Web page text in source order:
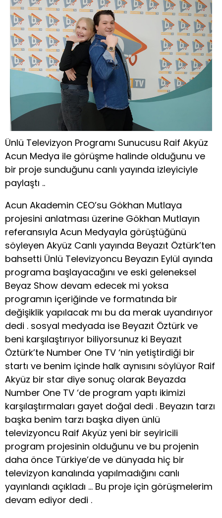
Ünlü Televizyon Programı Sunucusu Raif Akyüz
Acun Medya ile görüşme halinde olduğunu ve
bir proje sunduğunu canlı yayında izleyiciyle
paylaştı ..
Acun Akademin CEO’su Gökhan Mutlaya
projesini anlatması üzerine Gökhan Mutlayın
referansıyla Acun Medyayla görüştüğünü
söyleyen Akyüz Canlı yayında Beyazıt Öztürk’ten
bahsetti Ünlü Televizyoncu Beyazın Eylül ayında
programa başlayacağını ve eski geleneksel
Beyaz Show devam edecek mi yoksa
programın içeriğinde ve formatında bir
değişiklik yapılacak mı bu da merak uyandırıyor
dedi . sosyal medyada ise Beyazıt Öztürk ve
beni karşılaştırıyor biliyorsunuz ki Beyazıt
Öztürk’te Number One TV ‘nin yetiştirdiği bir
startı ve benim içinde halk aynısını söylüyor Raif
Akyüz bir star diye sonuç olarak Beyazda
Number One TV ‘de program yaptı ikimizi
karşılaştırmaları gayet doğal dedi . Beyazın tarzı
başka benim tarzı başka diyen ünlü
televizyoncu Raif Akyüz yeni bir seyiricili
program projesinin olduğunu ve bu projenin
daha önce Türkiye’de ve dünyada hiç bir
televizyon kanalında yapılmadığını canlı
yayınlandı açıkladı … Bu proje için görüşmelerim
devam ediyor dedi .